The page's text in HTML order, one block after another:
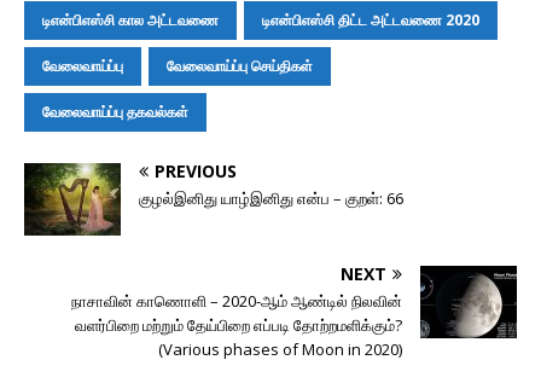
டிஎன்பிஎஸ்சி கால அட்டவணை டிஎன்பிஎஸ்சி திட்ட அட்டவணை 2020
வேலைவாய்ப்பு வேலைவாய்ப்பு செய்திகள்
வேலைவாய்ப்பு தகவல்கள்
PREVIOUS
குழல்இனிது யாழ்இனிது என்ப – குறள்: 66
NEXT
நாசாவின் காணொளி – 2020-ஆம் ஆண்டில் நிலவின்
வளர்பிறை மற்றும் தேய்பிறை எப்படி தோற்றமளிக்கும்?
(Various phases of Moon in 2020)